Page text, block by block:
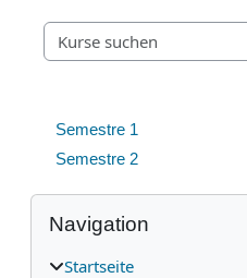
Semestre 1
Semestre 2
Blöcke
Navigation überspringen
Navigation
Startseite